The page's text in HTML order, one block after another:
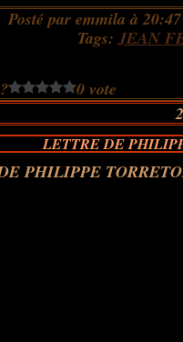
Posté par emmila à
Tags:JEAN
0 vote
LETTRE DE